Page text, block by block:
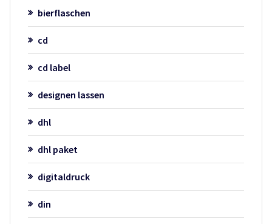
bierflaschen
cd
cd label
designen lassen
dhl
dhl paket
digitaldruck
din